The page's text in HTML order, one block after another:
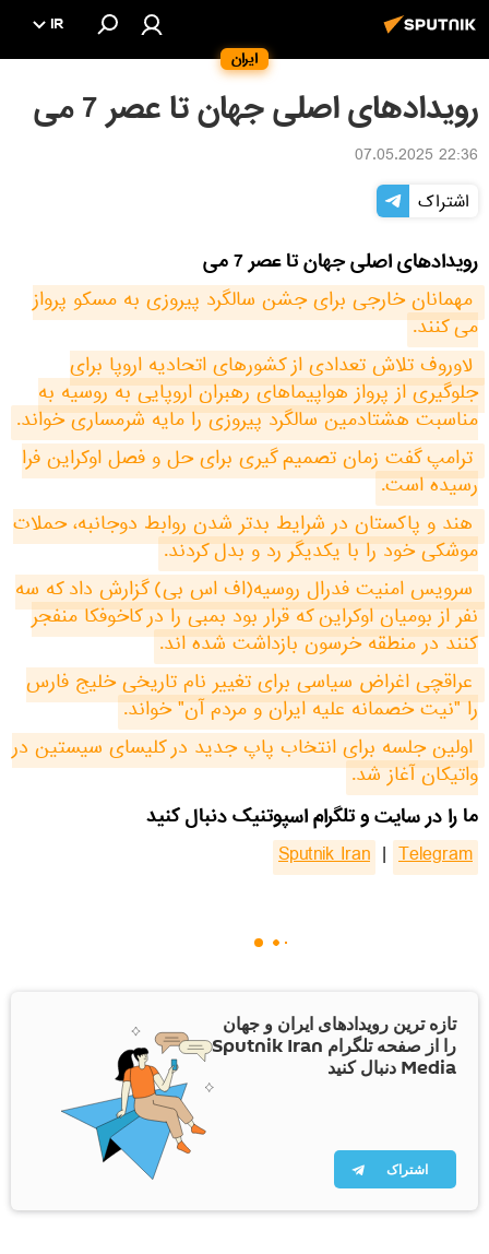
ایران
IR
رویدادهای اصلی جهان تا عصر 7 می
22:36 07.05.2025
اشتراک
رویدادهای اصلی جهان تا عصر 7 می
مهمانان خارجی برای جشن سالگرد پیروزی به مسکو پرواز
می کنند.
مناسبت هشتادمین سالگرد پیروزی را مایه شرمساری خواند.
رسیده است.
موشکی خود را با یکدیگر رد و بدل کردند.
نفر از بومیان اوکراین که قرار بود بمبی را در کاخوفکا منفجر
کنند در منطقه خرسون بازداشت شده اند.
را "نیت خصمانه علیه ایران و مردم آن" خواند.
اولین جلسه برای انتخاب پاپ جدید در کلیسای سیستین در
واتیکان آغاز شد.
ما را در سایت و تلگرام اسپوتنیک دنبال کنید
Sputnik Iran | Telegram
تازه ترین رویدادهای ایران و جهان
را از صفحه تلگرام Sputnik Iran
Media دنبال کنید
اشتراک